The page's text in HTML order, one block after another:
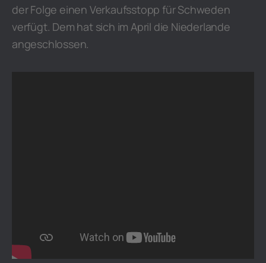
der Folge einen Verkaufsstopp für Schweden
verfügt. Dem hat sich im April die Niederlande
angeschlossen.